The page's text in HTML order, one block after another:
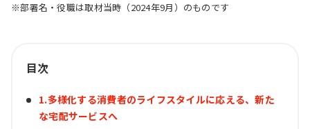
※部署名・役職は取材当時（2024年9月）のものです
目次
1.多様化する消費者のライフスタイルに応える、新た
な宅配サービスへ